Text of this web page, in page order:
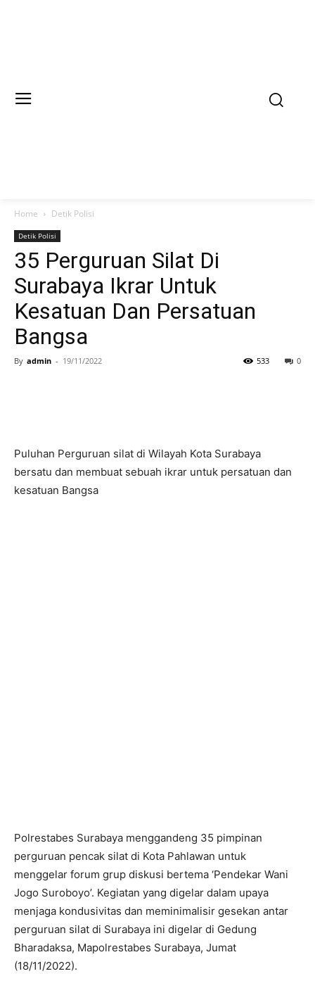
Home Detik Polisi
Detik Polisi
35 Perguruan Silat Di
Surabaya Ikrar Untuk
Kesatuan Dan Persatuan
Bangsa
By admin - 19/11/2022 0
533
Puluhan Perguruan silat di Wilayah Kota Surabaya
bersatu dan membuat sebuah ikrar untuk persatuan dan
kesatuan Bangsa
Polrestabes Surabaya menggandeng 35 pimpinan
perguruan pencak silat di Kota Pahlawan untuk
menggelar forum grup diskusi bertema ‘Pendekar Wani
Jogo Suroboyo’. Kegiatan yang digelar dalam upaya
menjaga kondusivitas dan meminimalisir gesekan antar
perguruan silat di Surabaya ini digelar di Gedung
Bharadaksa, Mapolrestabes Surabaya, Jumat
(18/11/2022).